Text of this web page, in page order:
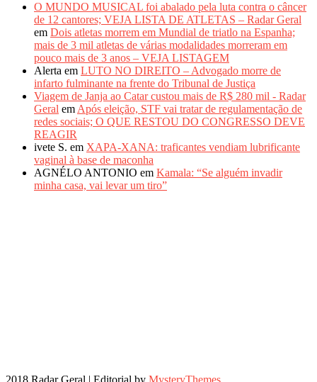
O MUNDO MUSICAL foi abalado pela luta contra o câncer
de 12 cantores; VEJA LISTA DE ATLETAS – Radar Geral
em Dois atletas morrem em Mundial de triatlo na Espanha;
mais de 3 mil atletas de várias modalidades morreram em
pouco mais de 3 anos – VEJA LISTAGEM
Alerta em LUTO NO DIREITO – Advogado morre de
infarto fulminante na frente do Tribunal de Justiça
Viagem de Janja ao Catar custou mais de R$ 280 mil - Radar
Geral em Após eleição, STF vai tratar de regulamentação de
redes sociais; O QUE RESTOU DO CONGRESSO DEVE
REAGIR
ivete S. em XAPA-XANA: traficantes vendiam lubrificante
vaginal à base de maconha
AGNÉLO ANTONIO em Kamala: “Se alguém invadir
minha casa, vai levar um tiro”